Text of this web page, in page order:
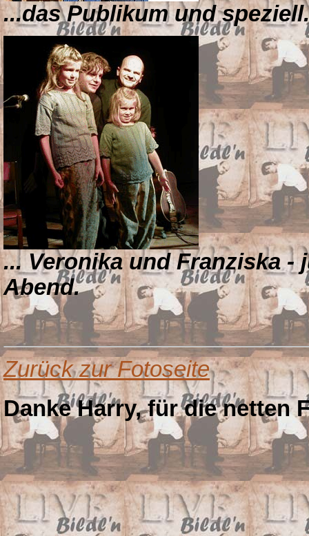
...das Publikum und
... Veronika und Franziska -
Abend.
Zurück zur Fotoseite
Danke Harry, für die netten